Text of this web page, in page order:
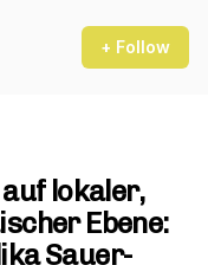
+ Follow
lokaler,
Ebene:
Sauer-